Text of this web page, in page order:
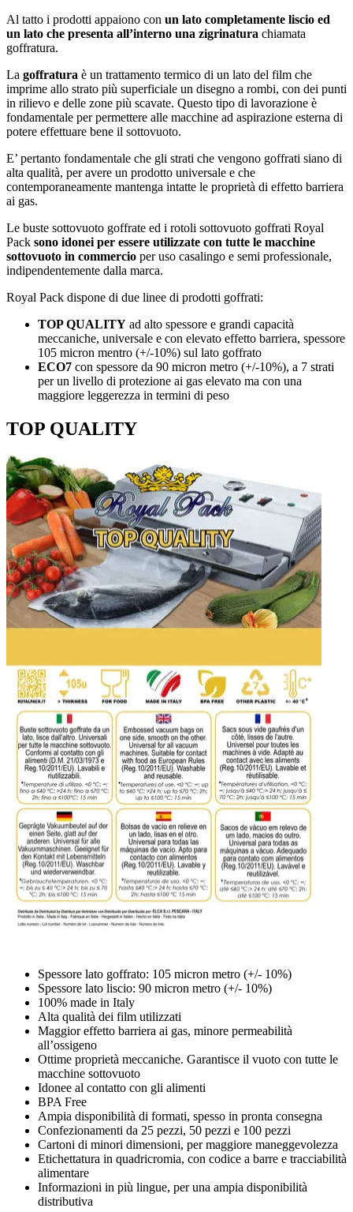
Al tatto i prodotti appaiono con un lato completamente liscio ed
un lato che presenta all’interno una zigrinatura chiamata
goffratura.
La goffratura è un trattamento termico di un lato del film che
imprime allo strato più superficiale un disegno a rombi, con dei punti
in rilievo e delle zone più scavate. Questo tipo di lavorazione è
fondamentale per permettere alle macchine ad aspirazione esterna di
potere effettuare bene il sottovuoto.
E’ pertanto fondamentale che gli strati che vengono goffrati siano di
alta qualità, per avere un prodotto universale e che
contemporaneamente mantenga intatte le proprietà di effetto barriera
ai gas.
Le buste sottovuoto goffrate ed i rotoli sottovuoto goffrati Royal
Pack sono idonei per essere utilizzate con tutte le macchine
sottovuoto in commercio per uso casalingo e semi professionale,
indipendentemente dalla marca.
Royal Pack dispone di due linee di prodotti goffrati:
TOP QUALITY ad alto spessore e grandi capacità
meccaniche, universale e con elevato effetto barriera, spessore
105 micron mentro (+/-10%) sul lato goffrato
ECO7 con spessore da 90 micron metro (+/-10%), a 7 strati
per un livello di protezione ai gas elevato ma con una
maggiore leggerezza in termini di peso
TOP QUALITY
Spessore lato goffrato: 105 micron metro (+/- 10%)
Spessore lato liscio: 90 micron metro (+/- 10%)
100% made in Italy
Alta qualità dei film utilizzati
Maggior effetto barriera ai gas, minore permeabilità
all’ossigeno
Ottime proprietà meccaniche. Garantisce il vuoto con tutte le
macchine sottovuoto
Idonee al contatto con gli alimenti
BPA Free
Ampia disponibilità di formati, spesso in pronta consegna
Confezionamenti da 25 pezzi, 50 pezzi e 100 pezzi
Cartoni di minori dimensioni, per maggiore maneggevolezza
Etichettatura in quadricromia, con codice a barre e tracciabilità
alimentare
Informazioni in più lingue, per una ampia disponibilità
distributiva